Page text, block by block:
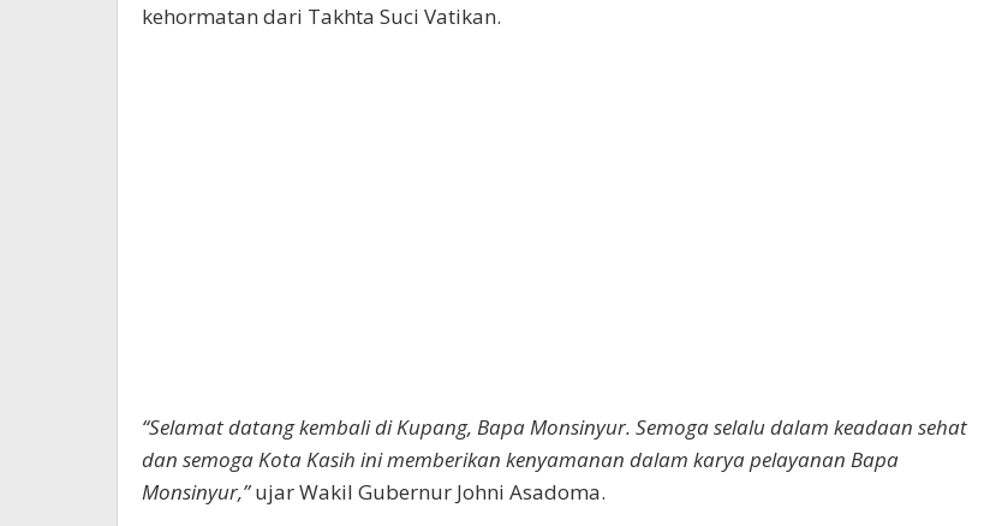
kehormatan dari Takhta Suci Vatikan.
“Selamat datang kembali di Kupang, Bapa Monsinyur. Semoga selalu dalam keadaan sehat
dan semoga Kota Kasih ini memberikan kenyamanan dalam karya pelayanan Bapa
Monsinyur,”ujar Wakil Gubernur Johni Asadoma.